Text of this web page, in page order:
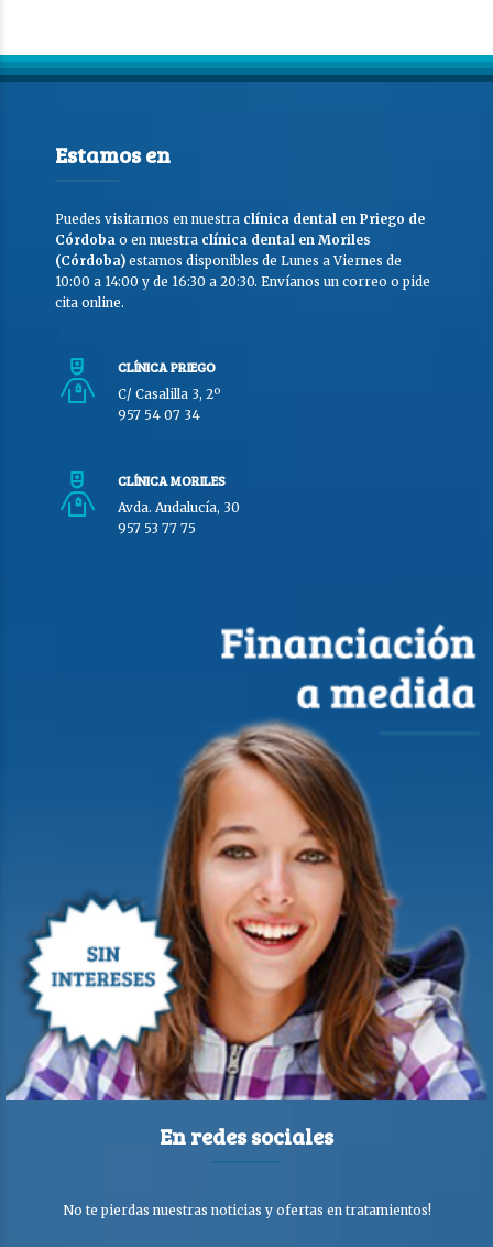
Estamos en
Puedes visitarnos en nuestra clínica dental en Priego de
Córdoba o en nuestra clínica dental en Moriles
(Córdoba) estamos disponibles de Lunes a Viernes de
10:00 a 14:00 y de 16:30 a 20:30. Envíanos un correo o pide
cita online.
CLÍNICA PRIEGO
C/ Casalilla 3, 2º
957 54 07 34
CLÍNICA MORILES
Avda. Andalucía, 30
957 53 77 75
En redes sociales
No te pierdas nuestras noticias y ofertas en tratamientos!